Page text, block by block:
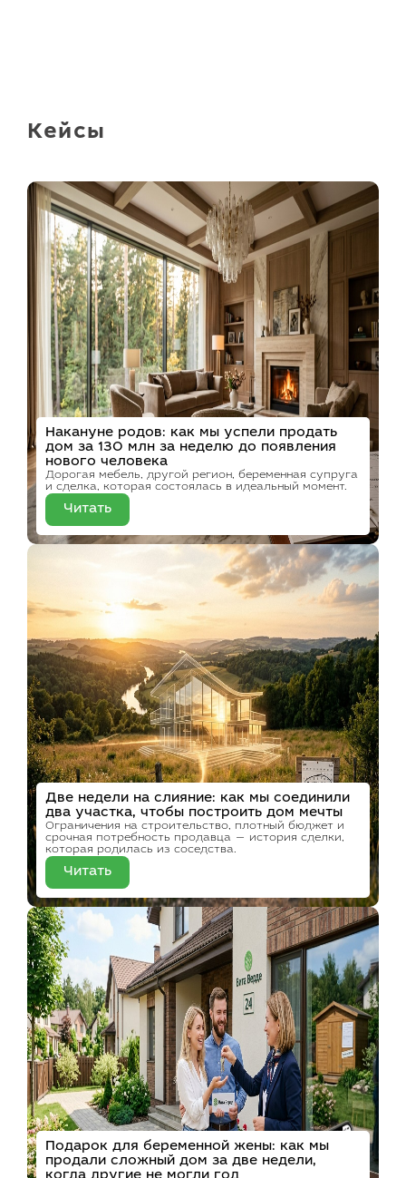
Кейсы
Накануне родов: как мы успели продать
дом за 130 млн за неделю до появления
нового человека
Дорогая мебель, другой регион, беременная супруга
и сделка, которая состоялась в идеальный момент.
Читать
Две недели на слияние: как мы соединили
два участка, чтобы построить дом мечты
Ограничения на строительство, плотный бюджет и
срочная потребность продавца — история сделки,
которая родилась из соседства.
Читать
Подарок для беременной жены: как мы
продали сложный дом за две недели,